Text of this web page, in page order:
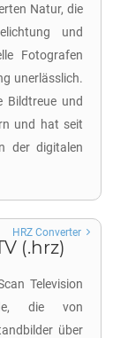
Natur, die
und
Fotografen
unerlässlich.
Bildtreue und
und hat seit
der digitalen
(.hrz)
Television
die von
über
HRZ Converter